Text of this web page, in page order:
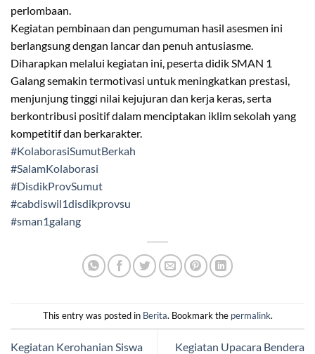
perlombaan.
Kegiatan pembinaan dan pengumuman hasil asesmen ini
berlangsung dengan lancar dan penuh antusiasme.
Diharapkan melalui kegiatan ini, peserta didik SMAN 1
Galang semakin termotivasi untuk meningkatkan prestasi,
menjunjung tinggi nilai kejujuran dan kerja keras, serta
berkontribusi positif dalam menciptakan iklim sekolah yang
kompetitif dan berkarakter.
#KolaborasiSumutBerkah
#SalamKolaborasi
#DisdikProvSumut
#cabdiswil1disdikprovsu
#sman1galang
This entry was posted in Berita. Bookmark the permalink.
Kegiatan Kerohanian Siswa
Kegiatan Upacara Bendera